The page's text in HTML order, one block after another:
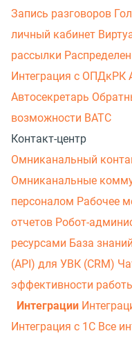
Запись разговоров
личный кабинет
рассылки
Интеграция с ОПДкРК
Автосекретарь
возможности ВАТС
Контакт-центр
Омниканальный
Омниканальные
персоналом Рабочее
отчетов Робот-
ресурсами База знаний
(API) для УВК (CRM)
эффективности
Интеграции
Интеграция с 1С Все